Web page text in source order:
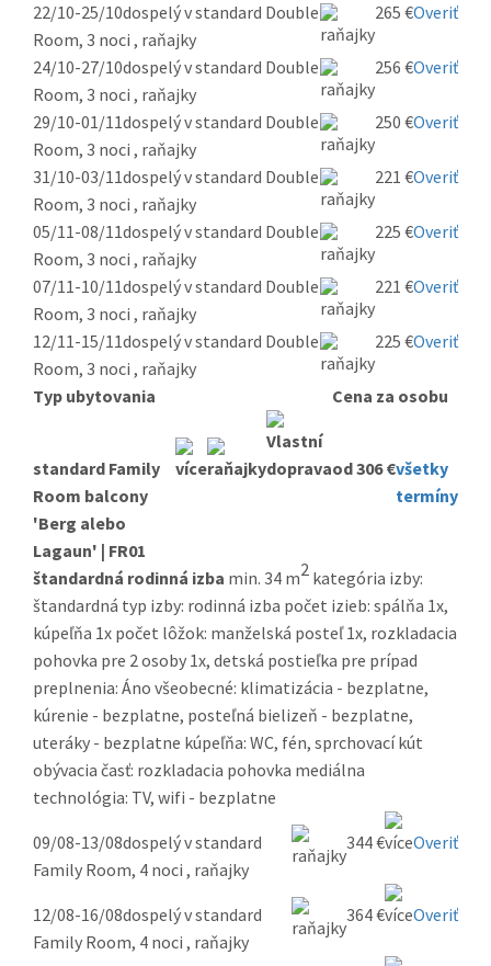
22/10-25/10dospelý v standard Double
Room, 3 noci , raňajky
265 €Overiť
24/10-27/10dospelý v standard Double
Room, 3 noci , raňajky
256 €Overiť
29/10-01/11dospelý v standard Double
Room, 3 noci , raňajky
250 €Overiť
31/10-03/11dospelý v standard Double
Room, 3 noci , raňajky
221 €Overiť
05/11-08/11dospelý v standard Double
Room, 3 noci , raňajky
225 €Overiť
07/11-10/11dospelý v standard Double
Room, 3 noci , raňajky
221 €Overiť
12/11-15/11dospelý v standard Double
Room, 3 noci , raňajky
225 €Overiť
Typ ubytovania Cena za osobu
standard Family
Room balcony
'Berg alebo
Lagaun' | FR01
od 306 €všetky
termíny
štandardná rodinná izba min. 34 m2 kategória izby:
štandardná typ izby: rodinná izba počet izieb: spálňa 1x,
kúpeľňa 1x počet lôžok: manželská posteľ 1x, rozkladacia
pohovka pre 2 osoby 1x, detská postieľka pre prípad
preplnenia: Áno všeobecné: klimatizácia - bezplatne,
kúrenie - bezplatne, posteľná bielizeň - bezplatne,
uteráky - bezplatne kúpeľňa: WC, fén, sprchovací kút
obývacia časť: rozkladacia pohovka mediálna
technológia: TV, wifi - bezplatne
09/08-13/08dospelý v standard
Family Room, 4 noci , raňajky
344 € Overiť
12/08-16/08dospelý v standard
Family Room, 4 noci , raňajky
364 € Overiť